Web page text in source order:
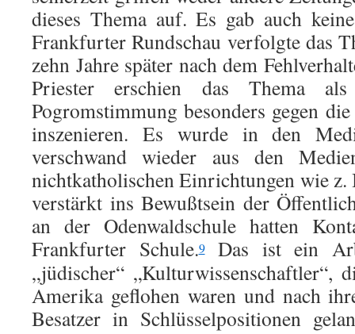
dieses Thema auf. Es gab auch
Frankfurter Rundschau verfolgte das
zehn Jahre später nach dem
Priester erschien das Thema
Pogromstimmung besonders gegen
inszenieren. Es wurde in den
verschwand wieder aus den
nichtkatholischen Einrichtungen wie z.
verstärkt ins Bewußtsein der
an der Odenwaldschule hatten
Frankfurter Schule.9Das ist ein
„jüdischer“ „Kulturwissenschaftler“,
Amerika geflohen waren und nach
Besatzer in Schlüsselpositionen